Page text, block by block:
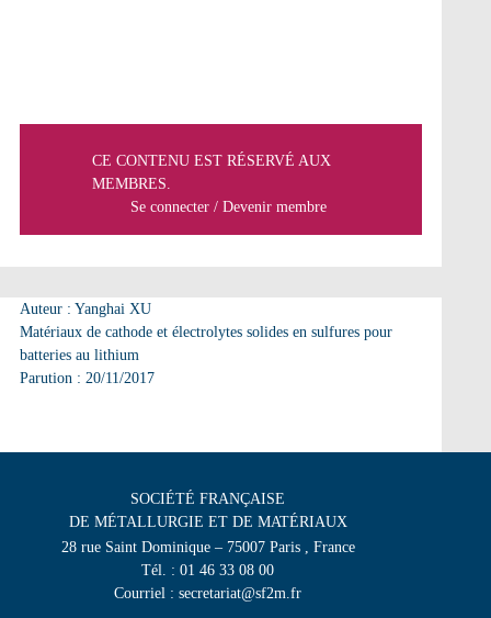
CE CONTENU EST RÉSERVÉ AUX
MEMBRES.
Se connecter/ Devenir membre
Auteur : Yanghai XU
Matériaux de cathode et électrolytes solides en sulfures pour
batteries au lithium
Parution : 20/11/2017
SOCIÉTÉ FRANÇAISE
DE MÉTALLURGIE ET DE MATÉRIAUX
28 rue Saint Dominique – 75007 Paris , France
Tél. : 01 46 33 08 00
Courriel : secretariat@sf2m.fr